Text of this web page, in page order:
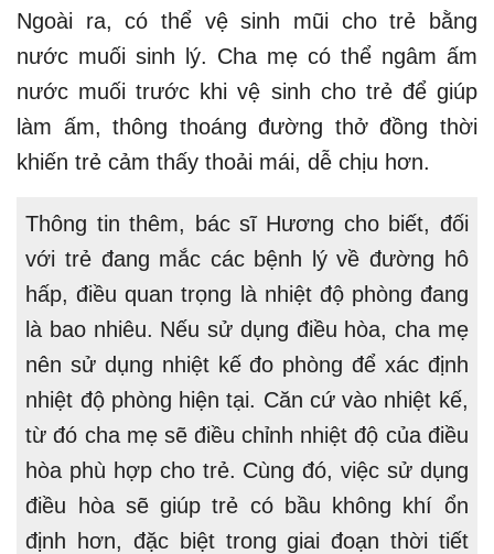
Ngoài ra, có thể vệ sinh mũi cho trẻ bằng
nước muối sinh lý. Cha mẹ có thể ngâm ấm
nước muối trước khi vệ sinh cho trẻ để giúp
làm ấm, thông thoáng đường thở đồng thời
khiến trẻ cảm thấy thoải mái, dễ chịu hơn.
Thông tin thêm, bác sĩ Hương cho biết, đối
với trẻ đang mắc các bệnh lý về đường hô
hấp, điều quan trọng là nhiệt độ phòng đang
là bao nhiêu. Nếu sử dụng điều hòa, cha mẹ
nên sử dụng nhiệt kế đo phòng để xác định
nhiệt độ phòng hiện tại. Căn cứ vào nhiệt kế,
từ đó cha mẹ sẽ điều chỉnh nhiệt độ của điều
hòa phù hợp cho trẻ. Cùng đó, việc sử dụng
điều hòa sẽ giúp trẻ có bầu không khí ổn
định hơn, đặc biệt trong giai đoạn thời tiết